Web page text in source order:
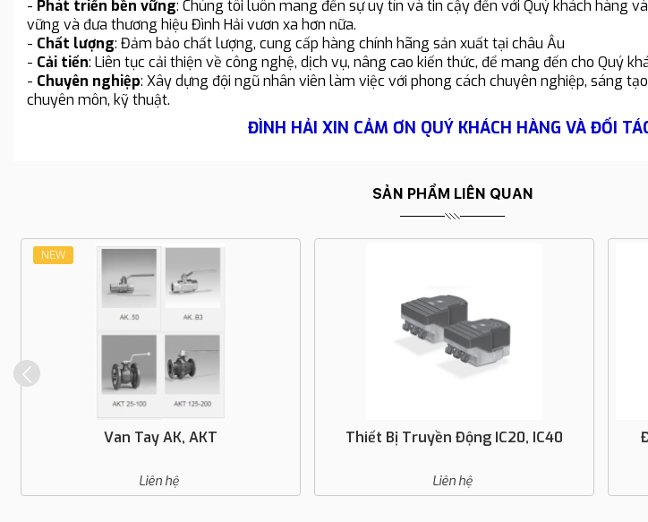
- Phát triển bền vững: Chúng tôi luôn mang đến sự uy tín và tin cậy đến với Quý khách hàng
vững và đưa thương hiệu Đình Hải vươn xa hơn nữa.
- Chất lượng: Đảm bảo chất lượng, cung cấp hàng chính hãng sản xuất tại châu Âu
- Cải tiến: Liên tục cải thiện về công nghệ, dịch vụ, nâng cao kiến thức, để mang đến cho Quý
- Chuyên nghiệp: Xây dựng đội ngũ nhân viên làm việc với phong cách chuyên nghiệp, sáng
chuyên môn, kỹ thuật.
ĐÌNH HẢI XIN CẢM ƠN QUÝ KHÁCH HÀNG VÀ ĐỐI
SẢN PHẨM LIÊN QUAN
NEW
Van Tay AK, AKT
Liên hệ
Thiết Bị Truyền Động IC20, IC40
Liên hệ